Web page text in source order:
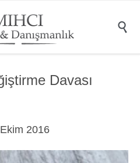

Davası
2016